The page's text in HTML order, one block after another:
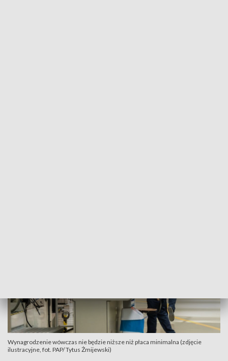
Wynagrodzenie wówczas nie będzie niższe niż płaca minimalna (zdjęcie
ilustracyjne, fot. PAP/ Tytus Żmijewski)